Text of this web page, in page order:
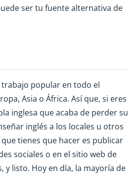
ser tu fuente alternativa de
trabajo popular en todo el
Asia o África. Así que, si eres
inglesa que acaba de perder su
inglés a los locales u otros
tienes que hacer es publicar
sociales o en el sitio web de
y listo. Hoy en día, la mayoría de